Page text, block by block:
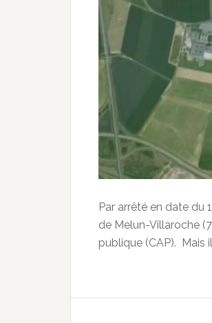
Par arrêté en date du
de Melun-Villaroche
publique (CAP). Mais